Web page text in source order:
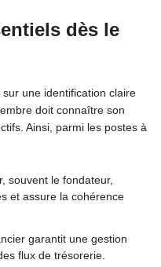
dès le
une identification claire
doit connaître son
Ainsi, parmi les postes à
souvent le fondateur,
et assure la cohérence
garantit une gestion
flux de trésorerie.